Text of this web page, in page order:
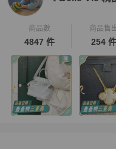
商品數
4847 件
商品售
254 件